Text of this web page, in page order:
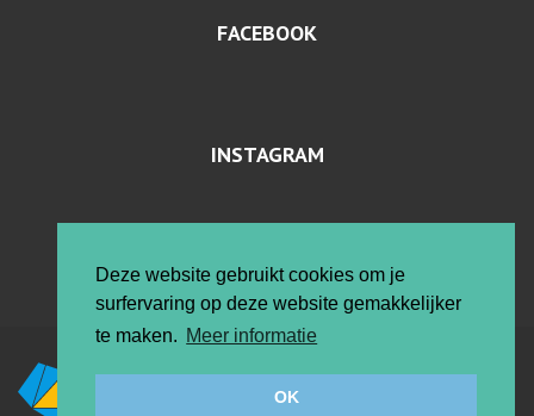
Deze website gebruikt cookies om je
surfervaring op deze website gemakkelijker
te maken. Meer informatie
OK
FACEBOOK
INSTAGRAM
PRIVACYVERKLARING EN COOKIES
Vrije ateliers